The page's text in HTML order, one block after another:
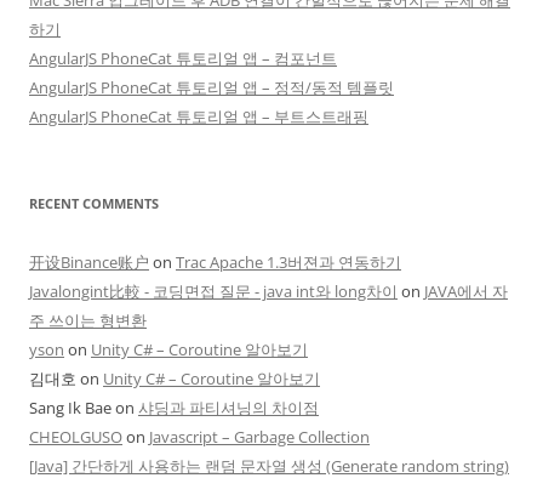
하기
AngularJS PhoneCat 튜토리얼 앱 – 컴포넌트
AngularJS PhoneCat 튜토리얼 앱 – 정적/동적 템플릿
AngularJS PhoneCat 튜토리얼 앱 – 부트스트래핑
RECENT COMMENTS
开设Binance账户 on Trac Apache 1.3버젼과 연동하기
Javalongint比較 - 코딩면접 질문 - java int와 long차이 on JAVA에서 자
주 쓰이는 형변환
yson on Unity C# – Coroutine 알아보기
김대호 on Unity C# – Coroutine 알아보기
Sang Ik Baeon 샤딩과 파티셔닝의 차이점
CHEOLGUSOon Javascript – Garbage Collection
[Java] 간단하게 사용하는 랜덤 문자열 생성 (Generate random string)